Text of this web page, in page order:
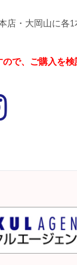
店・大岡山に各
で、ご購入を